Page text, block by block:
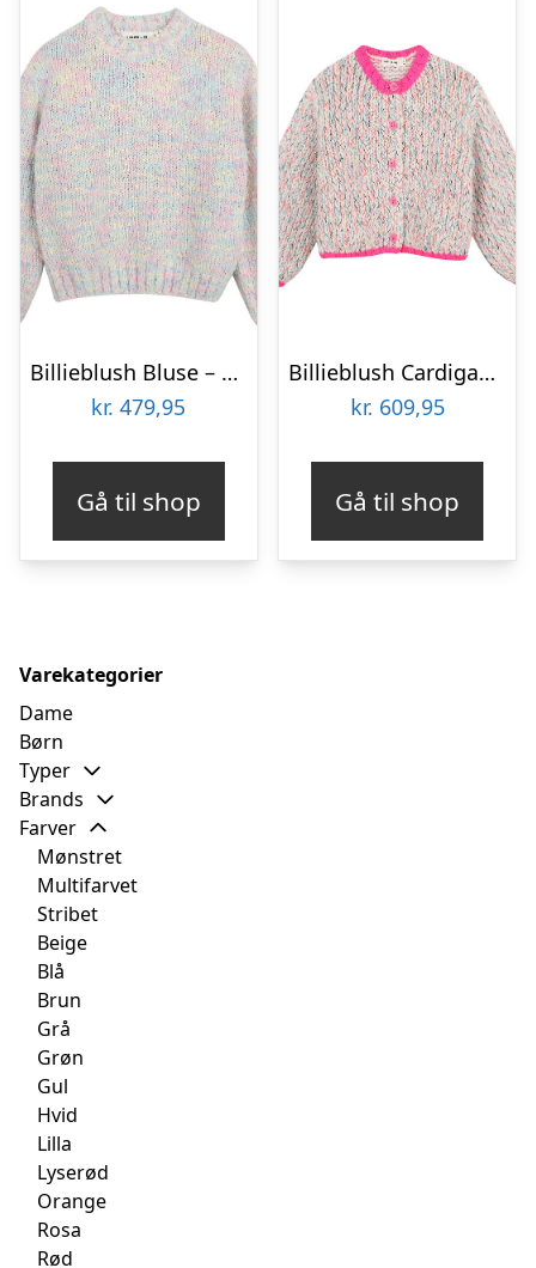
Billieblush Bluse – Strik – Multifarvet
kr. 479,95
Gå til shop
Billieblush Cardigan – Strik – Hvid/Multifarvet
kr. 609,95
Gå til shop
Varekategorier
Dame
Børn
Typer
Brands
Farver
Mønstret
Multifarvet
Stribet
Beige
Blå
Brun
Grå
Grøn
Gul
Hvid
Lilla
Lyserød
Orange
Rosa
Rød